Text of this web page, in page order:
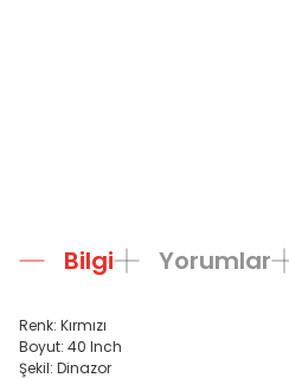
Bilgi Yorumlar
Renk: Kırmızı
Boyut: 40 Inch
Şekil: Dinazor